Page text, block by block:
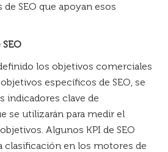
SEO que apoyan esos
los objetivos comerciales
específicos de SEO, se
indicadores clave de
se utilizarán para medir el
Algunos KPI de SEO
en los motores de